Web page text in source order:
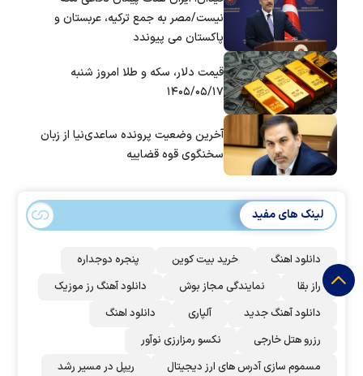
نیست/مصر به جمع ترکیه، عربستان و
پاکستان می پیوندد
قیمت دلار، سکه و طلا امروز شنبه
۱۴۰۵/۰۵/۱۷
آخرین وضعیت پرونده ساعدی‌نیا از زبان
سخنگوی قوه قضاییه
لینک های مفید
دانلود اهنگ خرید بیت کوین
پنجره دوجداره
راز بقا
نمایندگی مجاز بوش
دانلود آهنگ رز‌ موزیک
دانلود آهنگ جدید
آلپاری
دانلود اهنگ
رزرو هتل خارجی
نکسو رمزارزی نوآور
مسموم سازی آدرس های ارز دیجیتال
ریپل در مسیر رشد